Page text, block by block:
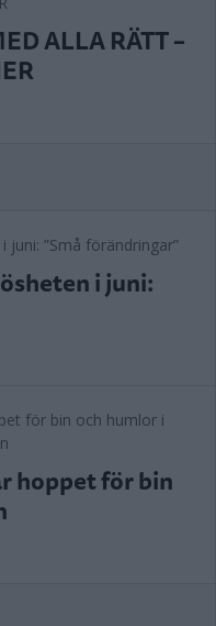
ALLA RÄTT –
i juni:
hoppet för bin